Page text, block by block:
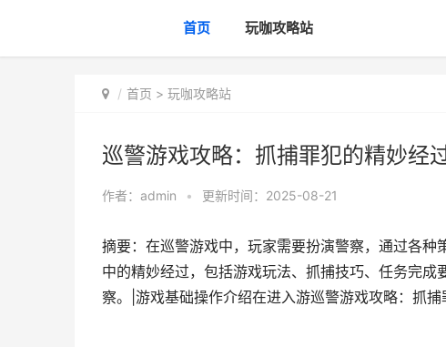
首页 玩咖攻略站
首页 > 玩咖攻略站
巡警游戏攻略：抓捕罪犯的精妙经
作者： admin • 更新时间：2025-08-21
摘要：在巡警游戏中，玩家需要扮演警察，通过各
中的精妙经过，包括游戏玩法、抓捕技巧、任务完
察。|游戏基础操作介绍在进入游巡警游戏攻略：抓捕